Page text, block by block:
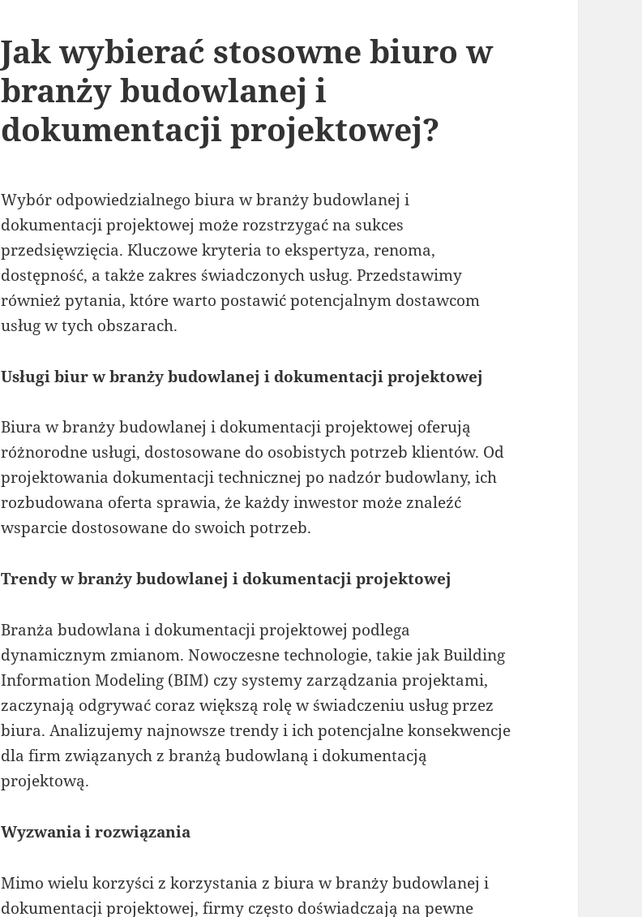
Jak wybierać stosowne biuro w
branży budowlanej i
dokumentacji projektowej?
Wybór odpowiedzialnego biura w branży budowlanej i
dokumentacji projektowej może rozstrzygać na sukces
przedsięwzięcia. Kluczowe kryteria to ekspertyza, renoma,
dostępność, a także zakres świadczonych usług. Przedstawimy
również pytania, które warto postawić potencjalnym dostawcom
usług w tych obszarach.
Usługi biur w branży budowlanej i dokumentacji projektowej
Biura w branży budowlanej i dokumentacji projektowej oferują
różnorodne usługi, dostosowane do osobistych potrzeb klientów. Od
projektowania dokumentacji technicznej po nadzór budowlany, ich
rozbudowana oferta sprawia, że każdy inwestor może znaleźć
wsparcie dostosowane do swoich potrzeb.
Trendy w branży budowlanej i dokumentacji projektowej
Branża budowlana i dokumentacji projektowej podlega
dynamicznym zmianom. Nowoczesne technologie, takie jak Building
Information Modeling (BIM) czy systemy zarządzania projektami,
zaczynają odgrywać coraz większą rolę w świadczeniu usług przez
biura. Analizujemy najnowsze trendy i ich potencjalne konsekwencje
dla firm związanych z branżą budowlaną i dokumentacją
projektową.
Wyzwania i rozwiązania
Mimo wielu korzyści z korzystania z biura w branży budowlanej i
dokumentacji projektowej, firmy często doświadczają na pewne